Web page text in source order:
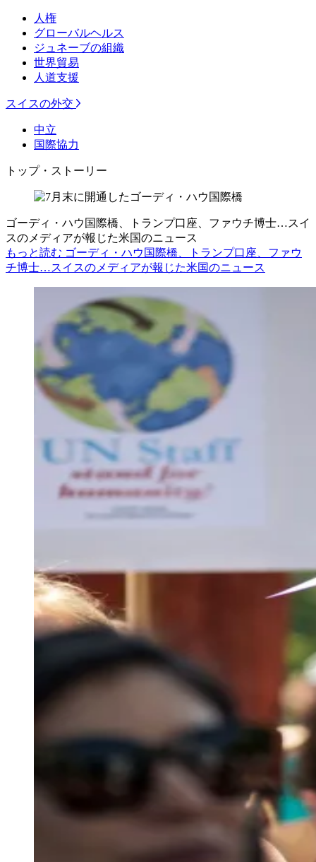
人権
グローバルヘルス
ジュネーブの組織
世界貿易
人道支援
スイスの外交
中立
国際協力
トップ・ストーリー
ゴーディ・ハウ国際橋、トランプ口座、ファウチ博士…スイ
スのメディアが報じた米国のニュース
もっと読む ゴーディ・ハウ国際橋、トランプ口座、ファウ
チ博士…スイスのメディアが報じた米国のニュース